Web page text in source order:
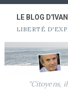
Aller
contenu
LE BLOG
LIBERTÉ
"Citoyens,